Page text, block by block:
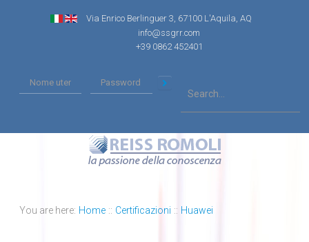
Via Enrico Berlinguer 3, 67100 L'Aquila, AQ
info@ssgrr.com
+39 0862 452401
You are here: Home :: Certificazioni :: Huawei